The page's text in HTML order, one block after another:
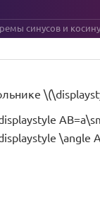
синусов и
\angle